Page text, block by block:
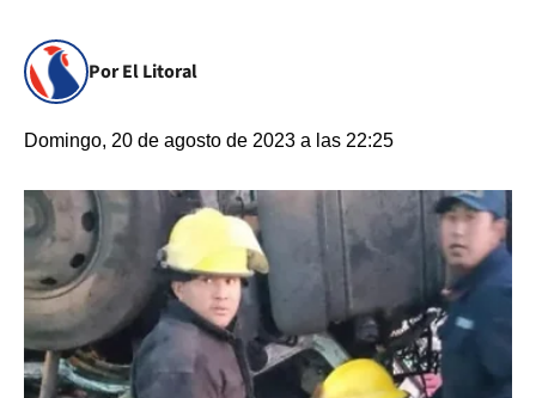
Por El Litoral
Domingo, 20 de agosto de 2023 a las 22:25